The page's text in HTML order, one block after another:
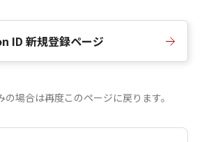
ID 新規登録ページ
場合は再度このページに戻ります。